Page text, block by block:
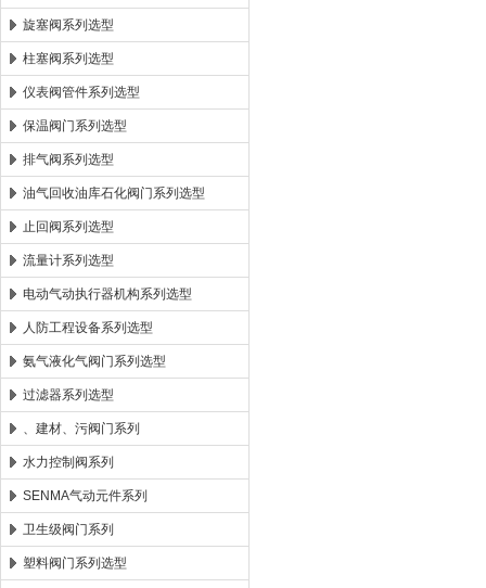
旋塞阀系列选型
柱塞阀系列选型
仪表阀管件系列选型
保温阀门系列选型
排气阀系列选型
油气回收油库石化阀门系列选型
止回阀系列选型
流量计系列选型
电动气动执行器机构系列选型
人防工程设备系列选型
氨气液化气阀门系列选型
过滤器系列选型
、建材、污阀门系列
水力控制阀系列
SENMA气动元件系列
卫生级阀门系列
塑料阀门系列选型